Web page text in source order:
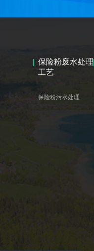
保险粉废水处理
工艺
保险粉污水处理